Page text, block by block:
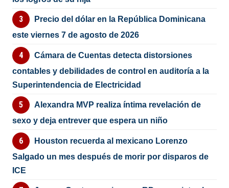
Precio del dólar en la República Dominicana
este viernes 7 de agosto de 2026
Cámara de Cuentas detecta distorsiones
contables y debilidades de control en auditoría a la
Superintendencia de Electricidad
Alexandra MVP realiza íntima revelación de
sexo y deja entrever que espera un niño
Houston recuerda al mexicano Lorenzo
Salgado un mes después de morir por disparos de
ICE